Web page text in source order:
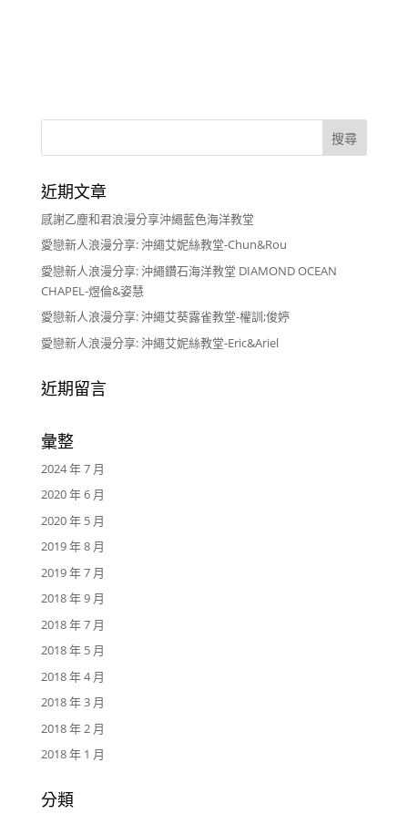
近期文章
感謝乙塵和君浪漫分享沖繩藍色海洋教堂
愛戀新人浪漫分享: 沖繩艾妮絲教堂-Chun&Rou
愛戀新人浪漫分享: 沖繩鑽石海洋教堂 DIAMOND OCEAN
CHAPEL-煜倫&姿慧
愛戀新人浪漫分享: 沖繩艾葵露雀教堂-權訓;俊婷
愛戀新人浪漫分享: 沖繩艾妮絲教堂-Eric&Ariel
近期留言
彙整
2024 年 7 月
2020 年 6 月
2020 年 5 月
2019 年 8 月
2019 年 7 月
2018 年 9 月
2018 年 7 月
2018 年 5 月
2018 年 4 月
2018 年 3 月
2018 年 2 月
2018 年 1 月
分類